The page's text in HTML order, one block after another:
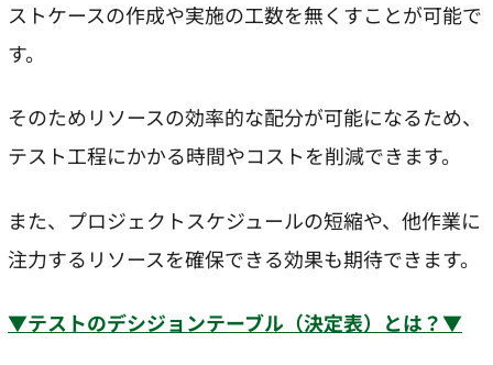
ストケースの作成や実施の工数を無くすことが可能で
す。
そのためリソースの効率的な配分が可能になるため、
テスト工程にかかる時間やコストを削減できます。
また、プロジェクトスケジュールの短縮や、他作業に
注力するリソースを確保できる効果も期待できます。
▼テストのデシジョンテーブル（決定表）とは？▼